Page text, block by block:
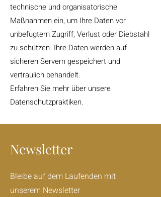
technische und organisatorische
Maßnahmen ein, um Ihre Daten vor
unbefugtem Zugriff, Verlust oder Diebstahl
zu schützen. Ihre Daten werden auf
sicheren Servern gespeichert und
vertraulich behandelt.
Erfahren Sie mehr über unsere
Datenschutzpraktiken.
Newsletter
Bleibe auf dem Laufenden mit
unserem Newsletter